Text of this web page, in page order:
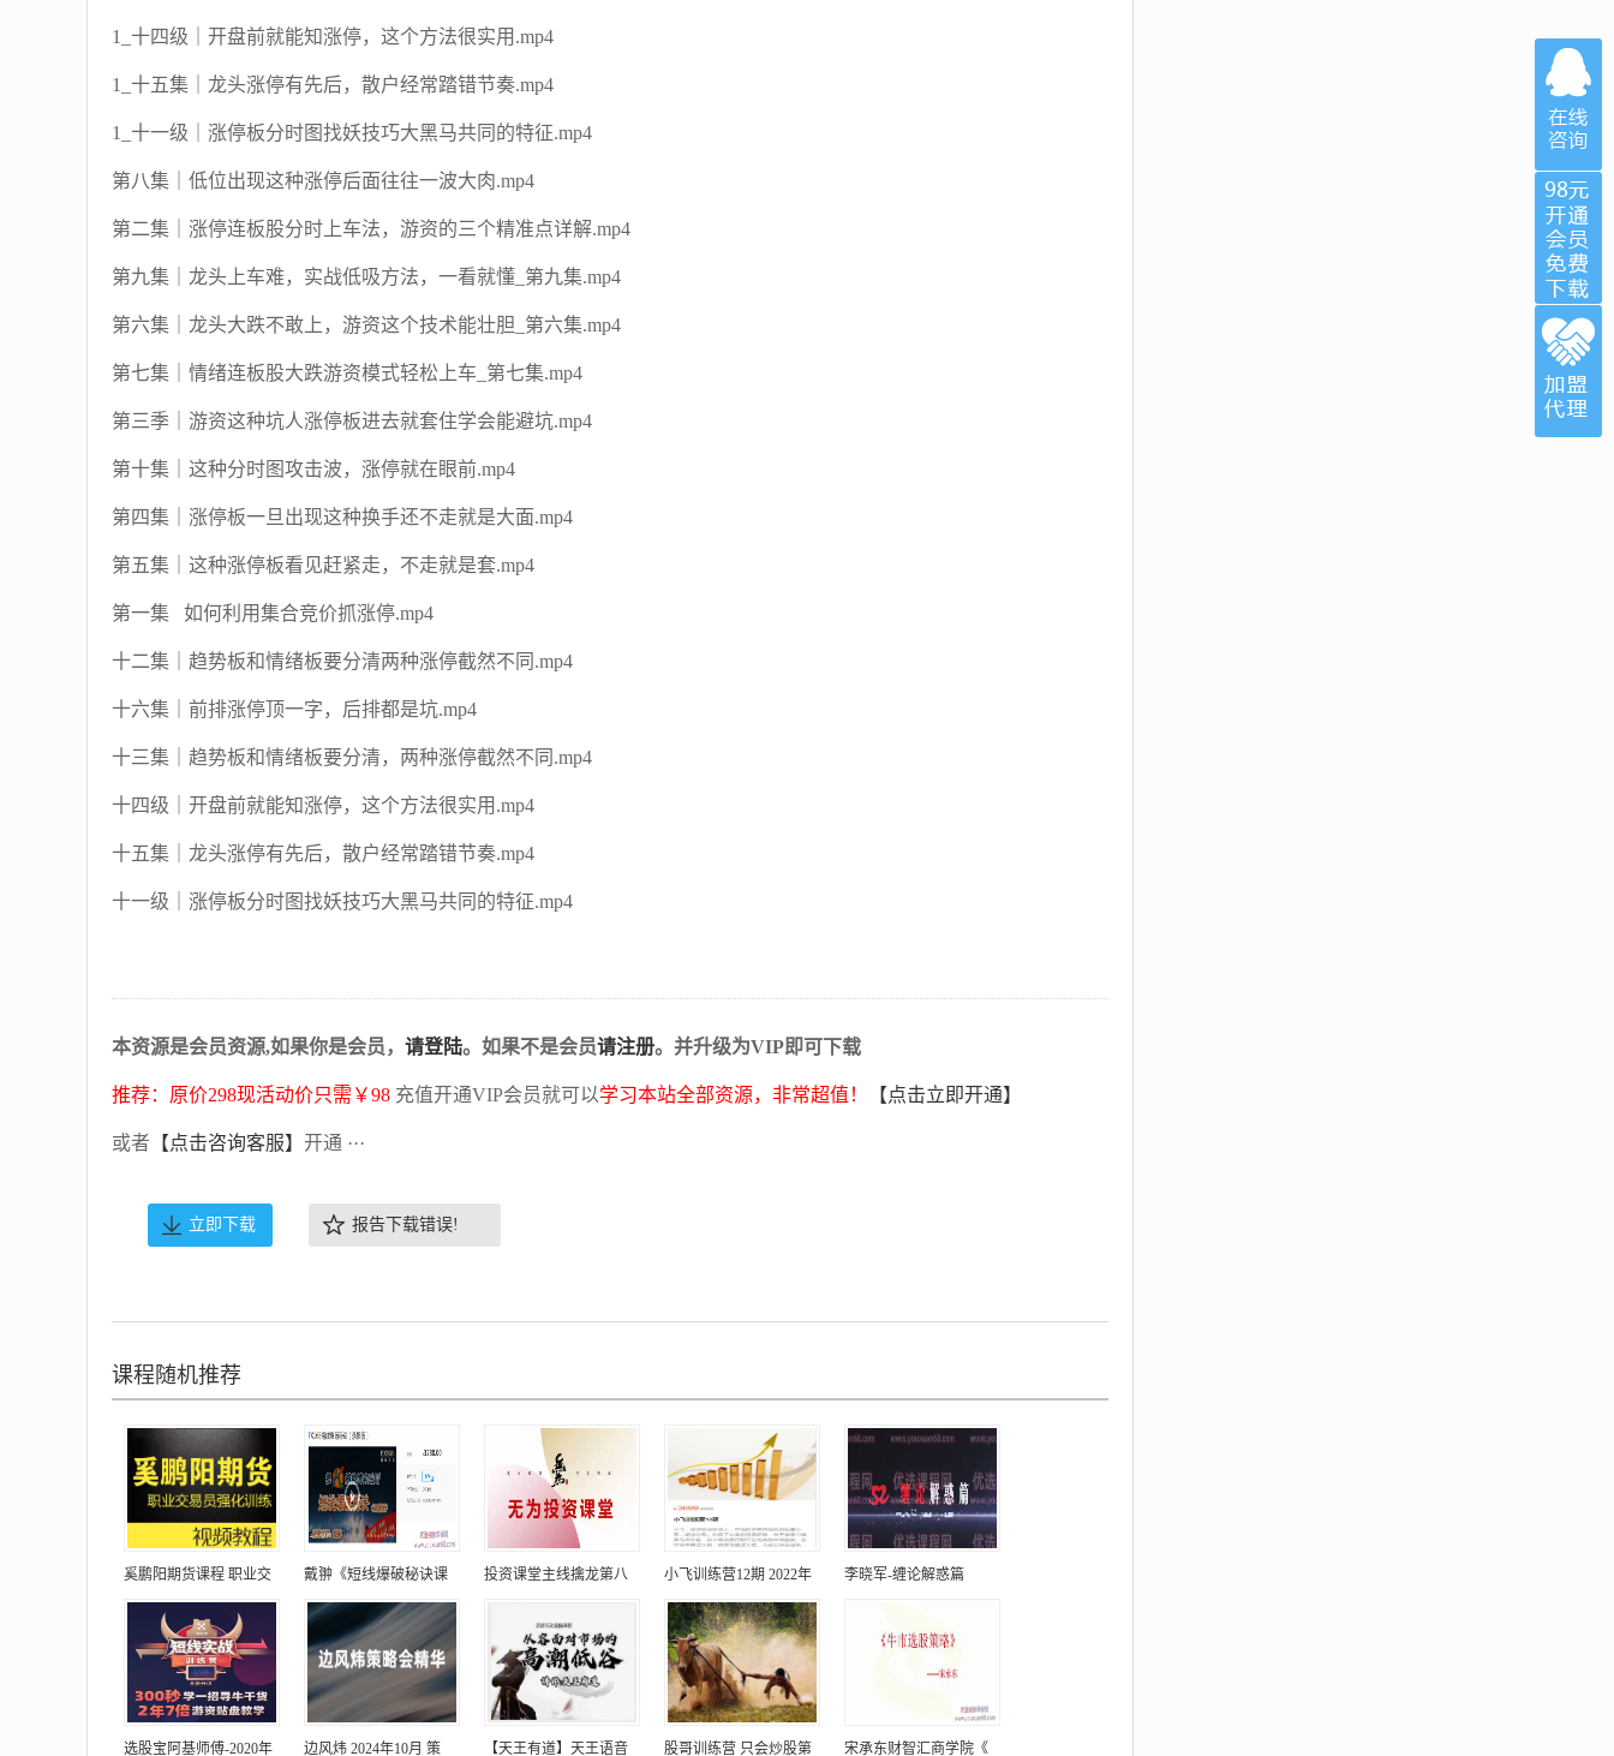
1_十四级｜开盘前就能知涨停，这个方法很实用.mp4
1_十五集｜龙头涨停有先后，散户经常踏错节奏.mp4
1_十一级｜涨停板分时图找妖技巧大黑马共同的特征.mp4
第八集｜低位出现这种涨停后面往往一波大肉.mp4
第二集｜涨停连板股分时上车法，游资的三个精准点详解.mp4
第九集｜龙头上车难，实战低吸方法，一看就懂_第九集.mp4
第六集｜龙头大跌不敢上，游资这个技术能壮胆_第六集.mp4
第七集｜情绪连板股大跌游资模式轻松上车_第七集.mp4
第三季｜游资这种坑人涨停板进去就套住学会能避坑.mp4
第十集｜这种分时图攻击波，涨停就在眼前.mp4
第四集｜涨停板一旦出现这种换手还不走就是大面.mp4
第五集｜这种涨停板看见赶紧走，不走就是套.mp4
第一集 如何利用集合竞价抓涨停.mp4
十二集｜趋势板和情绪板要分清两种涨停截然不同.mp4
十六集｜前排涨停顶一字，后排都是坑.mp4
十三集｜趋势板和情绪板要分清，两种涨停截然不同.mp4
十四级｜开盘前就能知涨停，这个方法很实用.mp4
十五集｜龙头涨停有先后，散户经常踏错节奏.mp4
十一级｜涨停板分时图找妖技巧大黑马共同的特征.mp4
本资源是会员资源,如果你是会员， 请登陆。如果不是会员请注册。并升级为VIP即可下载
推荐：原价298现活动价只需￥98 充值开通VIP会员就可以学习本站全部资源，非常超值！ 【点击立即开通】
或者 【点击咨询客服】 开通 ···
立即下载 报告下载错误!
课程随机推荐
奚鹏阳期货课程 职业交 戴翀《短线爆破秘诀课 投资课堂主线擒龙第八 小飞训练营12期 2022年 李晓军-缠论解惑篇
选股宝阿基师傅-2020年 边风炜 2024年10月 策 【天王有道】天王语音 股哥训练营 只会炒股第 宋承东财智汇商学院《